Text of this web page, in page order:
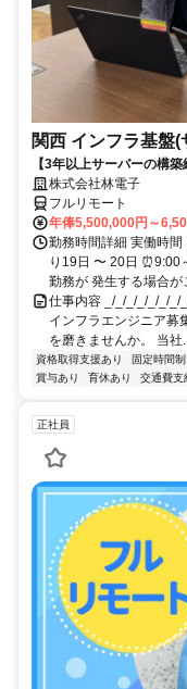
関西 インフラ基盤
【3年以上サーバーの構
株式会社林電子
フルリモート
年俸5,500,000円～
勤務時間詳細 実働時
り19日 〜 20日
勤務が 発生する場合が
仕事内容 _/_/_/_/_/_/_/
インフラエンジニア募
を磨きませんか。 当社
資格取得支援あり 固定時間制
賞与あり
育休あり 交通費支
正社員